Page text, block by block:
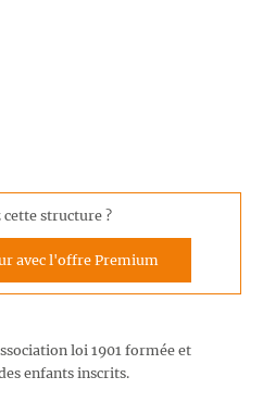
cette structure ?
avec l'offre Premium
loi 1901 formée et
enfants inscrits.